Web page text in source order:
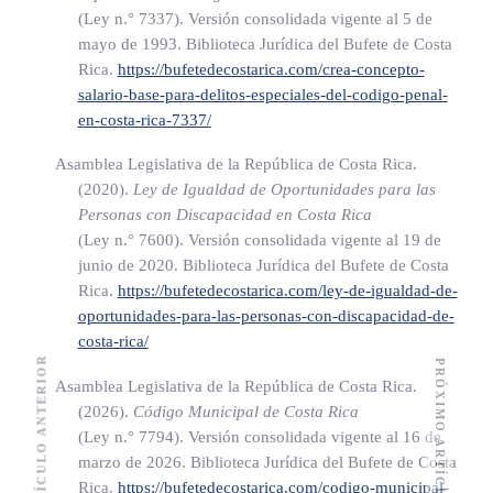
ingresos brutos anuales obtenidos durante el período fiscal
del año que se grava y el resultado obtenido constituirá el
impuesto a pagar por año. No se podrá disminuir la base
imponible por créditos fiscales.
Tratándose de entidades bancarias, establecimientos
financieros y correduría de bienes inscritos bajo este régimen,
se considera como ingresos brutos lo percibido por concepto
de comisiones e intereses y los servicios prestados. No se
podrá disminuir la base imponible por créditos fiscales.
Para los contribuyentes inscritos ante la Dirección General de
Tributación, bajo el régimen de tributación simplificada, la
base imponible del impuesto de patente se obtendrá al sumar
los montos de las compras totales realizadas durante el año
correspondiente. La tarifa del impuesto a pagar por este tipo
(Ley n.° 7337). Versión consolidada vigente al 5 de
mayo de 1993. Biblioteca Jurídica del Bufete de Costa
Rica. https://bufetedecostarica.com/crea-concepto-
salario-base-para-delitos-especiales-del-codigo-penal-
en-costa-rica-7337/
Asamblea Legislativa de la República de Costa Rica.
(2020). Ley de Igualdad de Oportunidades para las
Personas con Discapacidad en Costa Rica
(Ley n.° 7600). Versión consolidada vigente al 19 de
junio de 2020. Biblioteca Jurídica del Bufete de Costa
Rica. https://bufetedecostarica.com/ley-de-igualdad-de-
oportunidades-para-las-personas-con-discapacidad-de-
costa-rica/
Asamblea Legislativa de la República de Costa Rica.
(2026). Código Municipal de Costa Rica
(Ley n.° 7794). Versión consolidada vigente al 16 de
marzo de 2026. Biblioteca Jurídica del Bufete de Costa
Rica. https://bufetedecostarica.com/codigo-municipal-
ARTÍCULO ANTERIOR PRÓXIMO ARTÍCULO